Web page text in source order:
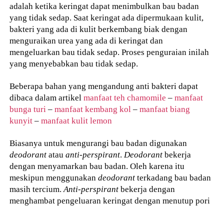
adalah ketika keringat dapat menimbulkan bau badan
yang tidak sedap. Saat keringat ada dipermukaan kulit,
bakteri yang ada di kulit berkembang biak dengan
menguraikan urea yang ada di keringat dan
mengeluarkan bau tidak sedap. Proses penguraian inilah
yang menyebabkan bau tidak sedap.
Beberapa bahan yang mengandung anti bakteri dapat
dibaca dalam artikelmanfaat teh chamomile –manfaat
bunga turi –manfaat kembang kol –manfaat biang
kunyit –manfaat kulit lemon
Biasanya untuk mengurangi bau badan digunakan
deodorant atauanti-perspirant. Deodorant bekerja
dengan menyamarkan bau badan. Oleh karena itu
meskipun menggunakandeodorantterkadang bau badan
masih tercium.Anti-perspirant bekerja dengan
menghambat pengeluaran keringat dengan menutup pori